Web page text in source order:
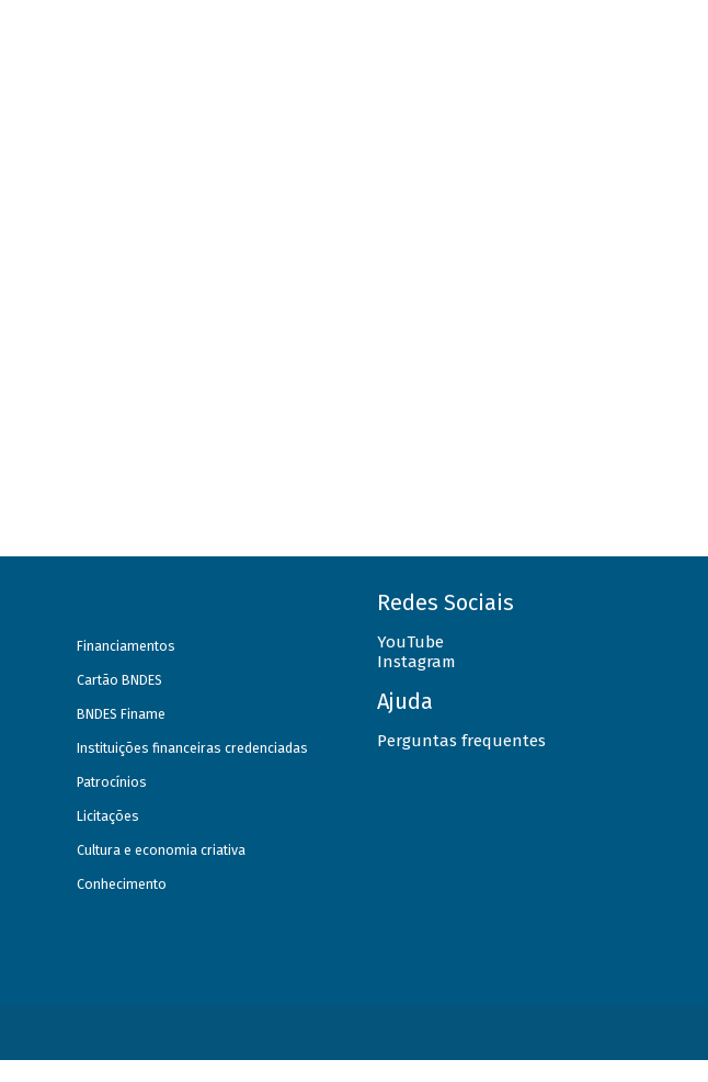
Financiamentos
Cartão BNDES
BNDES Finame
Instituições financeiras credenciadas
Patrocínios
Licitações
Cultura e economia criativa
Conhecimento
Redes Sociais
YouTube
Instagram
Ajuda
Perguntas frequentes